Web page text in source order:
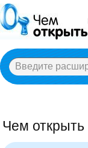
A B C E
Чем открыть